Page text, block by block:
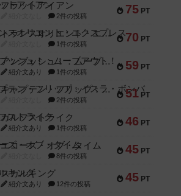
75 PT
フラットアイアン
2件の投稿
70 PT
トランスオリエント・エクスプレス
1件の投稿
59 PT
アンブッシュ！：ムーブアウト！
紹介文あり 1件の投稿
51 PT
キャプテン・フリップ：イスラ・ボンバ
2件の投稿
46 PT
ガルフストライク
紹介文あり 1件の投稿
45 PT
エコーズ・オブ・タイム
8件の投稿
45 PT
スカルキング
紹介文あり 12件の投稿